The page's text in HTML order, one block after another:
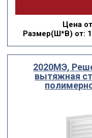
Цена
Размер(Ш*В) от:
2020МЭ,
вытяжная